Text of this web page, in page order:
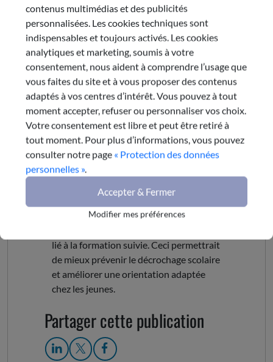
jeunes de trouver une entreprise ou un
métier, par centre d'intérêt ou famille. Le
stage de 3ème peut ainsi devenir un réel
outil pour faciliter la prise de décision
quant à la formation scolaire à suivre.
Mieux comprendre les liens
entre orientation et
"persévérance scolaire"
Enfin, il serait bénéfique de réaliser une
étude approfondie, de manière à mieux
comprendre les liens entre décrochage
lié à la formation suivie. Ceci permettrait
de mieux prévenir le décrochage scolaire
et améliorer une orientation adaptée
chez les jeunes.
Partager cette publication
contenus multimédias et des publicités
personnalisées. Les cookies techniques sont
indispensables et toujours activés. Les cookies
analytiques et marketing, soumis à votre
consentement, nous aident à comprendre l’usage que
vous faites du site et à vous proposer des contenus
adaptés à vos centres d’intérêt. Vous pouvez à tout
moment accepter, refuser ou personnaliser vos choix.
Votre consentement est libre et peut être retiré à
tout moment. Pour plus d’informations, vous pouvez
consulter notre page « Protection des données
personnelles ».
Accepter & Fermer
Modifier mes préférences